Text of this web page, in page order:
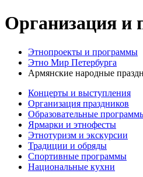
Организация и
Этнопроекты и программы
Этно Мир Петербурга
Армянские народные
Концерты и выступления
Организация праздников
Образовательные
Ярмарки и этнофесты
Этнотуризм и экскурсии
Традиции и обряды
Спортивные программы
Национальные кухни